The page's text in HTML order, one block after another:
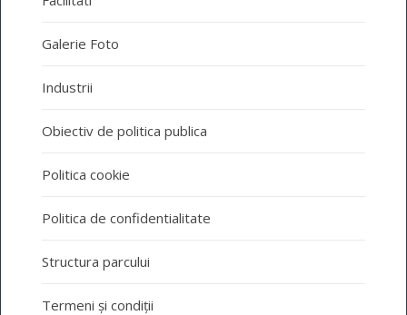
Galerie Foto
Industrii
Obiectiv de politica publica
Politica cookie
Politica de confidentialitate
Structura parcului
Termeni și condiții